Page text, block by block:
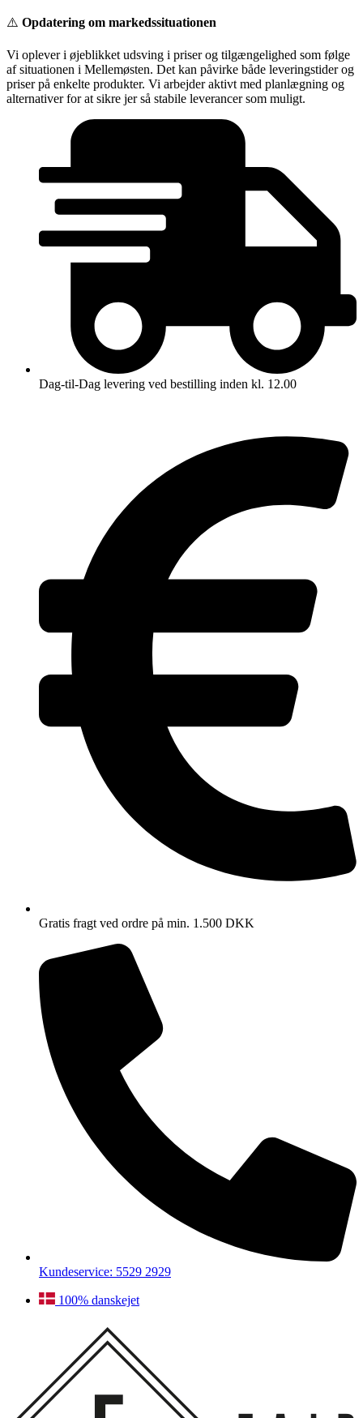
Videre
indhold
⚠️ Opdatering om markedssituationen
Vi oplever i øjeblikket udsving i priser og tilgængelighed som følge
af situationen i Mellemøsten. Det kan påvirke både leveringstider og
priser på enkelte produkter. Vi arbejder aktivt med planlægning og
alternativer for at sikre jer så stabile leverancer som muligt.
Dag-til-Dag levering ved bestilling inden kl. 12.00
Gratis fragt ved ordre på min. 1.500 DKK
Kundeservice: 5529 2929
100% danskejet